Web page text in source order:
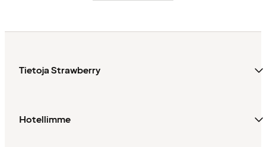
Tietoja Strawberry
Hotellimme